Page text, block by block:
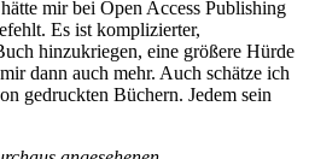
mir bei Open Access Publishing
Es ist komplizierter,
hinzukriegen, eine größere Hürde
dann auch mehr. Auch schätze ich
gedruckten Büchern. Jedem sein